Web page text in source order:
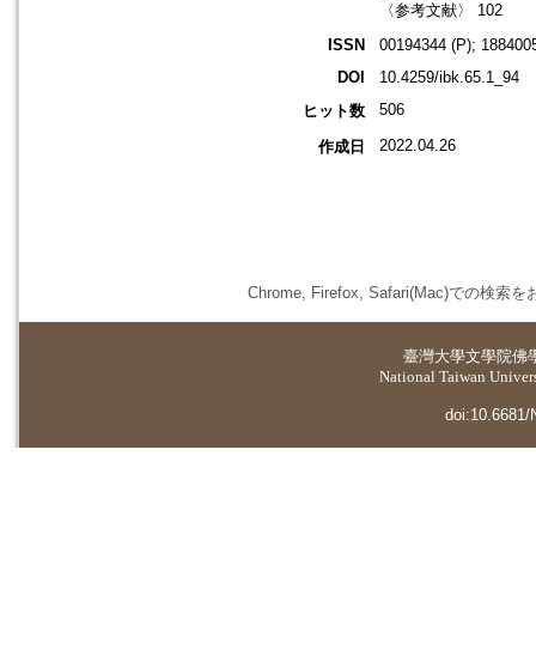
〈参考文献〉 102
ISSN
00194344 (P);
DOI
10.4259/ibk.65.1_94
ヒット数
506
作成日 2022.04.26
Chrome, Firefox, Safari(Mac)での検索を
臺灣大學文學院佛
National Taiwan
doi:10.6681/